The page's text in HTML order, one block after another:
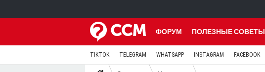
ФОРУМ ПОЛЕЗНЫЕ СОВЕТЫ
TIKTOK TELEGRAM WHATSAPP INSTAGRAM FACEBOOK